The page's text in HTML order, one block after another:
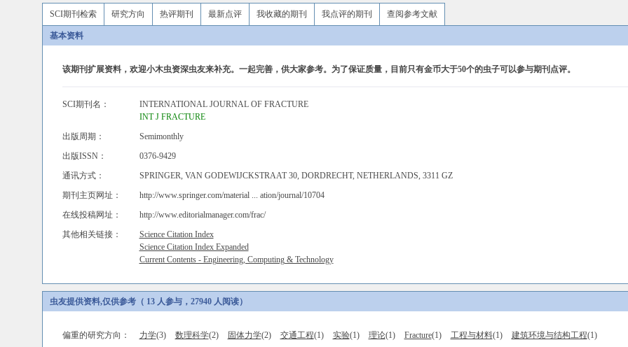
SCI期刊检索 研究方向 热评期刊 最新点评 我收藏的期刊 我点评的期刊 查阅参考文献
基本资料
该期刊扩展资料，欢迎小木虫资深虫友来补充。一起完善，供大家参考。为了保证质量，目前只有金币大于50个的虫子可以参与期刊点评。
SCI期刊名：
INTERNATIONAL JOURNAL OF FRACTURE
INT J FRACTURE
出版周期：
Semimonthly
出版ISSN：
0376-9429
通讯方式：
SPRINGER, VAN GODEWIJCKSTRAAT 30, DORDRECHT, NETHERLANDS, 3311 GZ
期刊主页网址：
http://www.springer.com/material ... ation/journal/10704
在线投稿网址：
http://www.editorialmanager.com/frac/
其他相关链接：
Science Citation Index
Science Citation Index Expanded
Current Contents - Engineering, Computing & Technology
虫友提供资料,仅供参考（ 13 人参与，27940 人阅读）
偏重的研究方向： 力学(3) 数理科学(2) 固体力学(2) 交通工程(1) 实验(1) 理论(1) Fracture(1) 工程与材料(1) 建筑环境与结构工程(1)